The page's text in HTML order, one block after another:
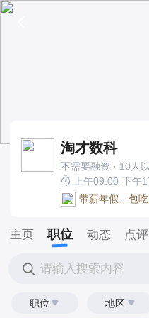
淘才数科
不需要融资 · 10人
上午09:00-下午
带薪年假、包
主页 职位 动态 点评
请输入搜索内容
职位 地区